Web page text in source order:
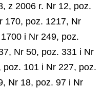
z 2006 r. Nr 12, poz.
170, poz. 1217, Nr
i Nr 249, poz.
Nr 50, poz. 331 i Nr
101 i Nr 227, poz.
Nr 18, poz. 97 i Nr